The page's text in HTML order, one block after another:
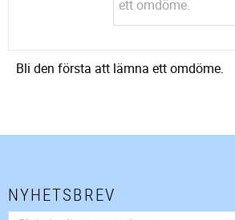
Bli den första att lämna ett omdöme.
NYHETSBREV